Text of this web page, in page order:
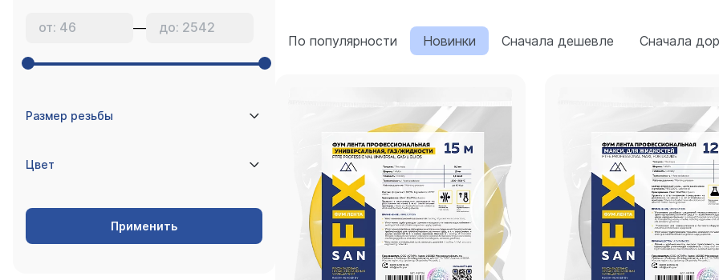
—
Размер резьбы
Цвет
Применить
По популярности Новинки Сначала дешевле Сначала